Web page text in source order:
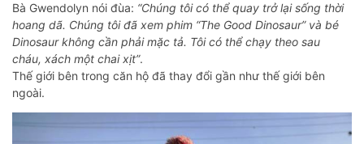
Bà Gwendolyn nói đùa: “Chúng tôi có thể quay trở lại sống thời
hoang dã. Chúng tôi đã xem phim “The Good Dinosaur” và bé
Dinosaur không cần phải mặc tả. Tôi có thể chạy theo sau
cháu, xách một chai xịt”.
Thế giới bên trong căn hộ đã thay đổi gần như thế giới bên
ngoài.